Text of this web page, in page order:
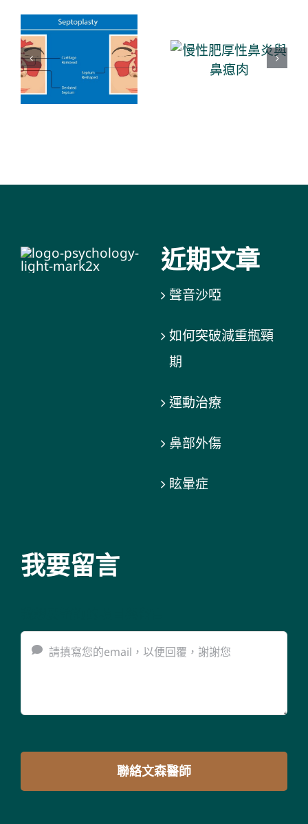
鼻中隔彎
曲
性鼻炎與
近期文章
聲音沙啞
如何突破減重瓶頸
期
運動治療
鼻部外傷
眩暈症
我要留言
聯絡文森醫師